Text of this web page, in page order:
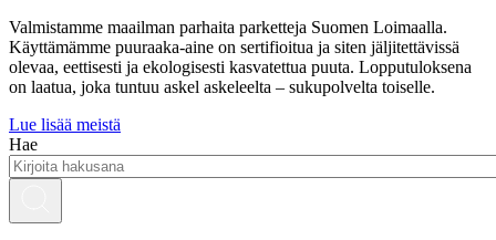
Valmistamme maailman parhaita parketteja Suomen Loimaalla.
Käyttämämme puuraaka-aine on sertifioitua ja siten jäljitettävissä
olevaa, eettisesti ja ekologisesti kasvatettua puuta. Lopputuloksena
on laatua, joka tuntuu askel askeleelta – sukupolvelta toiselle.
Lue lisää meistä
Hae